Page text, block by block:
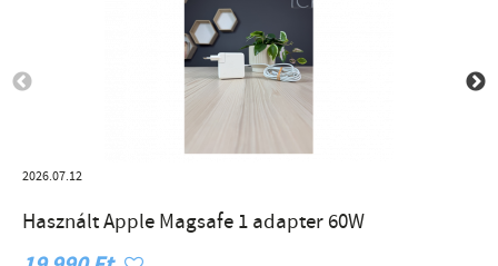
2026.07.12
Használt Apple Magsafe 1 adapter 60W